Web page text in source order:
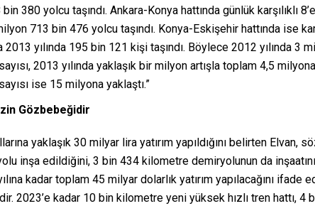
380 yolcu taşındı. Ankara-Konya hattında günlük karşılıklı
713 bin 476 yolcu taşındı. Konya-Eskişehir hattında ise
yılında 195 bin 121 kişi taşındı. Böylece 2012 yılında 3
2013 yılında yaklaşık bir milyon artışla toplam 4,5
ise 15 milyona yaklaştı.”
Gözbebeğidir
yaklaşık 30 milyar lira yatırım yapıldığını belirten Elvan,
inşa edildiğini, 3 bin 434 kilometre demiryolunun da
kadar toplam 45 milyar dolarlık yatırım yapılacağını ifade
2023’e kadar 10 bin kilometre yeni yüksek hızlı tren hattı, 4